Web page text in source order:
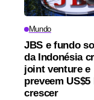
Mundo
JBS e fundo
da Indonésia
joint venture e
preveem US$5
crescer